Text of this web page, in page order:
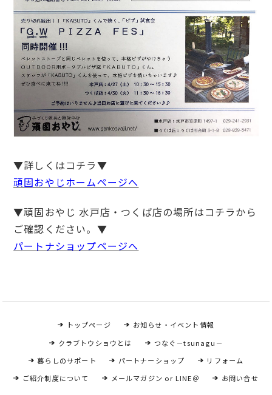
▼詳しくはコチラ▼
頑固おやじホームページへ
▼頑固おやじ 水戸店・つくば店の場所はコチラから
ご確認ください。▼
パートナショップページへ
トップページ
お知らせ・イベント情報
クラブトウショウとは
つなぐ－tsunagu－
暮らしのサポート
パートナーショップ
リフォーム
ご紹介制度について
メールマガジン or LINE＠ お問い合せ